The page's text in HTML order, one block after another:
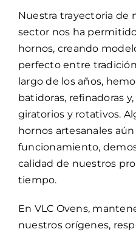
Nuestra trayectoria de
sector nos ha
hornos, creando
perfecto entre
largo de los años,
batidoras, refinadoras
giratorios y rotativos.
hornos artesanales
funcionamiento,
calidad de nuestros
tiempo.
En VLC Ovens,
nuestros orígenes,